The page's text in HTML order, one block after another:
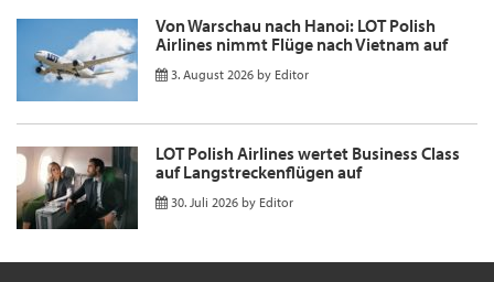
Von Warschau nach Hanoi: LOT Polish
Airlines nimmt Flüge nach Vietnam auf
3. August 2026 by Editor
LOT Polish Airlines wertet Business Class
auf Langstreckenflügen auf
30. Juli 2026 by Editor